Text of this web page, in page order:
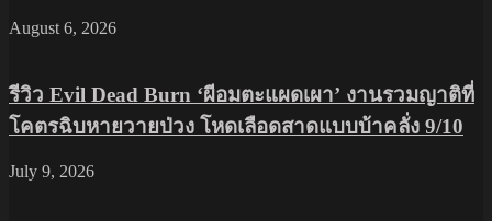
August 6, 2026
รีวิว Evil Dead Burn ‘ผีอมตะแผดเผา’ งานรวมญาติที่
โคตรฉิบหายวายป่วง โหดเลือดสาดแบบบ้าคลั่ง 9/10
July 9, 2026